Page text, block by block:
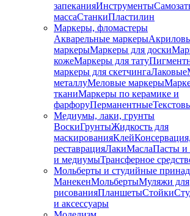
запеканияИнструменты
массаСтанкиПластилин
Маркеры, фломастеры
Акварельные маркеры
маркерыМаркеры для доски
кожеМаркеры для тату
маркеры для скетчингаЛаковые
металлуМеловые маркеры
тканиМаркеры по керамике и
фарфоруПерманентные
Медиумы, лаки, грунты
ВоскиГрунтыЖидкость для
маскированияКлейКонсервация,
реставрацияЛакиМаслаПасты и
и медиумыТрансферное
Мольберты и студийные
МанекенМольбертыМуляжи для
рисованияПланшетыСтойки
и аксессуары